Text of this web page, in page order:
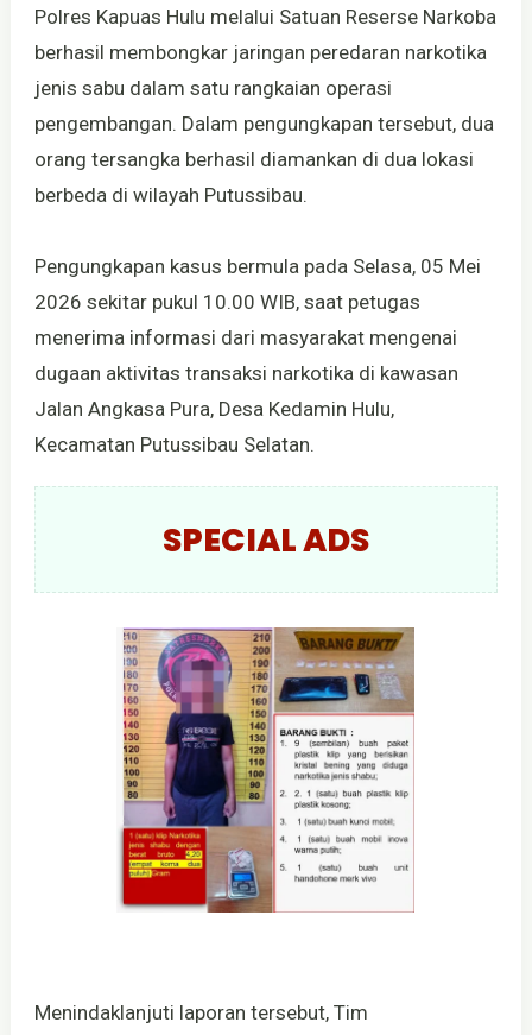
Polres Kapuas Hulu melalui Satuan Reserse Narkoba
berhasil membongkar jaringan peredaran narkotika
jenis sabu dalam satu rangkaian operasi
pengembangan. Dalam pengungkapan tersebut, dua
orang tersangka berhasil diamankan di dua lokasi
berbeda di wilayah Putussibau.
Pengungkapan kasus bermula pada Selasa, 05 Mei
2026 sekitar pukul 10.00 WIB, saat petugas
menerima informasi dari masyarakat mengenai
dugaan aktivitas transaksi narkotika di kawasan
Jalan Angkasa Pura, Desa Kedamin Hulu,
Kecamatan Putussibau Selatan.
SPECIAL ADS
Menindaklanjuti laporan tersebut, Tim